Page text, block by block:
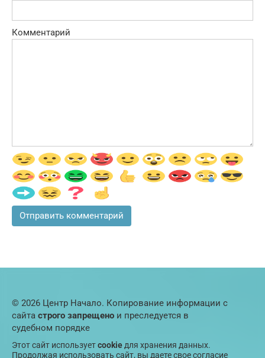
Комментарий
© 2026 Центр Начало. Копирование информации с
сайта строго запрещено и преследуется в
судебном порядке
Этот сайт используетcookie для хранения данных.
Продолжая использовать сайт, вы даете свое согласие